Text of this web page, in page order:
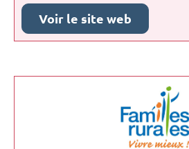
Voir le site web